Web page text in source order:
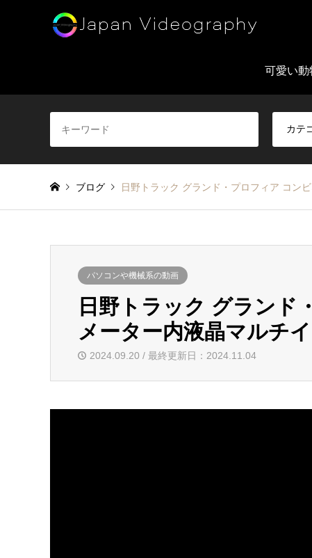
可愛い動
ブログ 日野トラック グランド・プロフィア コン
パソコンや機械系の動画
日野トラック グランド
メーター内液晶マルチ
2024.09.20 / 最終更新日：2024.11.04